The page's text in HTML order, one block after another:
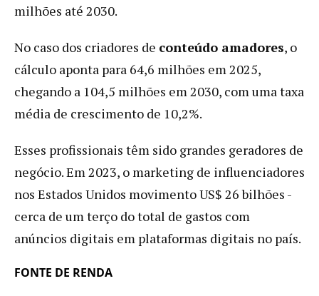
milhões até 2030.
No caso dos criadores de conteúdo amadores, o
cálculo aponta para 64,6 milhões em 2025,
chegando a 104,5 milhões em 2030, com uma taxa
média de crescimento de 10,2%.
Esses profissionais têm sido grandes geradores de
negócio. Em 2023, o marketing de influenciadores
nos Estados Unidos movimento US$ 26 bilhões -
cerca de um terço do total de gastos com
anúncios digitais em plataformas digitais no país.
FONTE DE RENDA